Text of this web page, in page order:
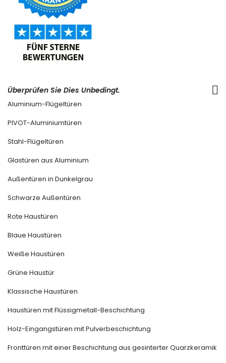
Überprüfen Sie Dies Unbedingt.
Aluminium-Flügeltüren
PIVOT-Aluminiumtüren
Stahl-Flügeltüren
Glastüren aus Aluminium
Außentüren in Dunkelgrau
Schwarze Außentüren
Rote Haustüren
Blaue Haustüren
Weiße Haustüren
Grüne Haustür
Klassische Haustüren
Haustüren mit Flüssigmetall-Beschichtung
Holz-Eingangstüren mit Pulverbeschichtung
Fronttüren mit einer Beschichtung aus gesinterter Quarzkeramik